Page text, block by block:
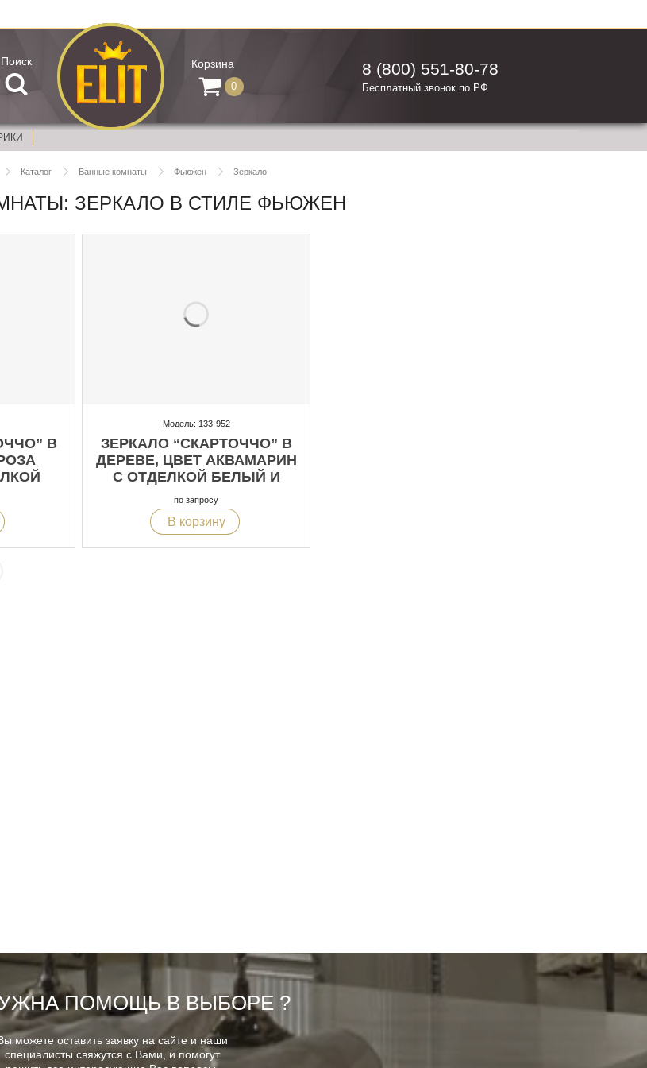
Поиск Корзина
0
8 (800) 551-80-78
Бесплатный звонок по РФ
Каталог Ванные комнаты Фьюжен Зеркало
ЗЕРКАЛО В СТИЛЕ ФЬЮЖЕН
В
Модель: 133-952
ЗЕРКАЛО “СКАРТОЧЧО” В
ДЕРЕВЕ, ЦВЕТ АКВАМАРИН
С ОТДЕЛКОЙ БЕЛЫЙ И
по запросу
В корзину
ПОМОЩЬ В ВЫБОРЕ ?
можете оставить заявку на сайте и наши
специалисты свяжутся с Вами, и помогут